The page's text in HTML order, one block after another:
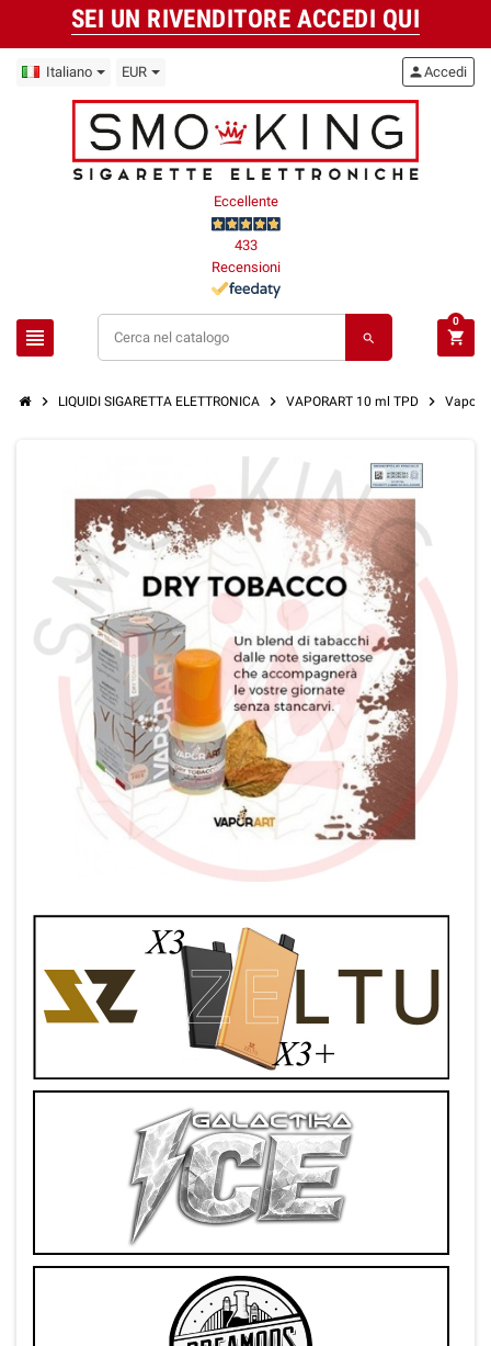
SEI UN RIVENDITORE ACCEDI QUI
Italiano EUR
Eccellente
433
Recensioni
view_headline search
personAccedi
shopping_cart
0
chevron_right LIQUIDI SIGARETTA ELETTRONICA chevron_right VAPORART 10 ml TPD chevron_right